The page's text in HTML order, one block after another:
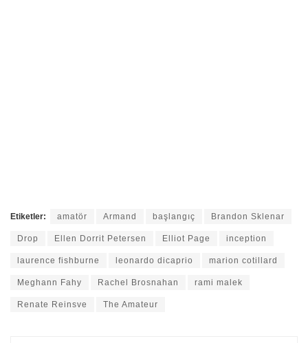
Etiketler: amatör Armand başlangıç Brandon Sklenar
Drop Ellen Dorrit Petersen Elliot Page inception
laurence fishburne leonardo dicaprio marion cotillard
Meghann Fahy Rachel Brosnahan rami malek
Renate Reinsve The Amateur